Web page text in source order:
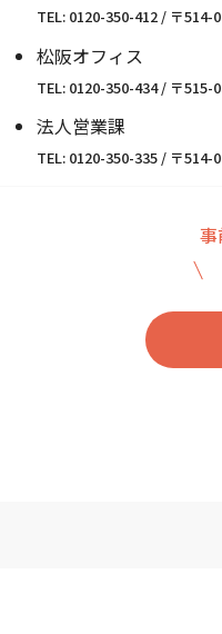
TEL: 0120-350-412 / 〒514-
松阪オフィス
TEL: 0120-350-434 / 〒515-
法人営業課
TEL: 0120-350-335 / 〒514-
事